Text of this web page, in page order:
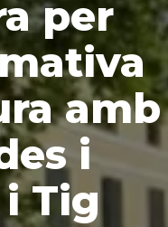
per
amb
i
Tig